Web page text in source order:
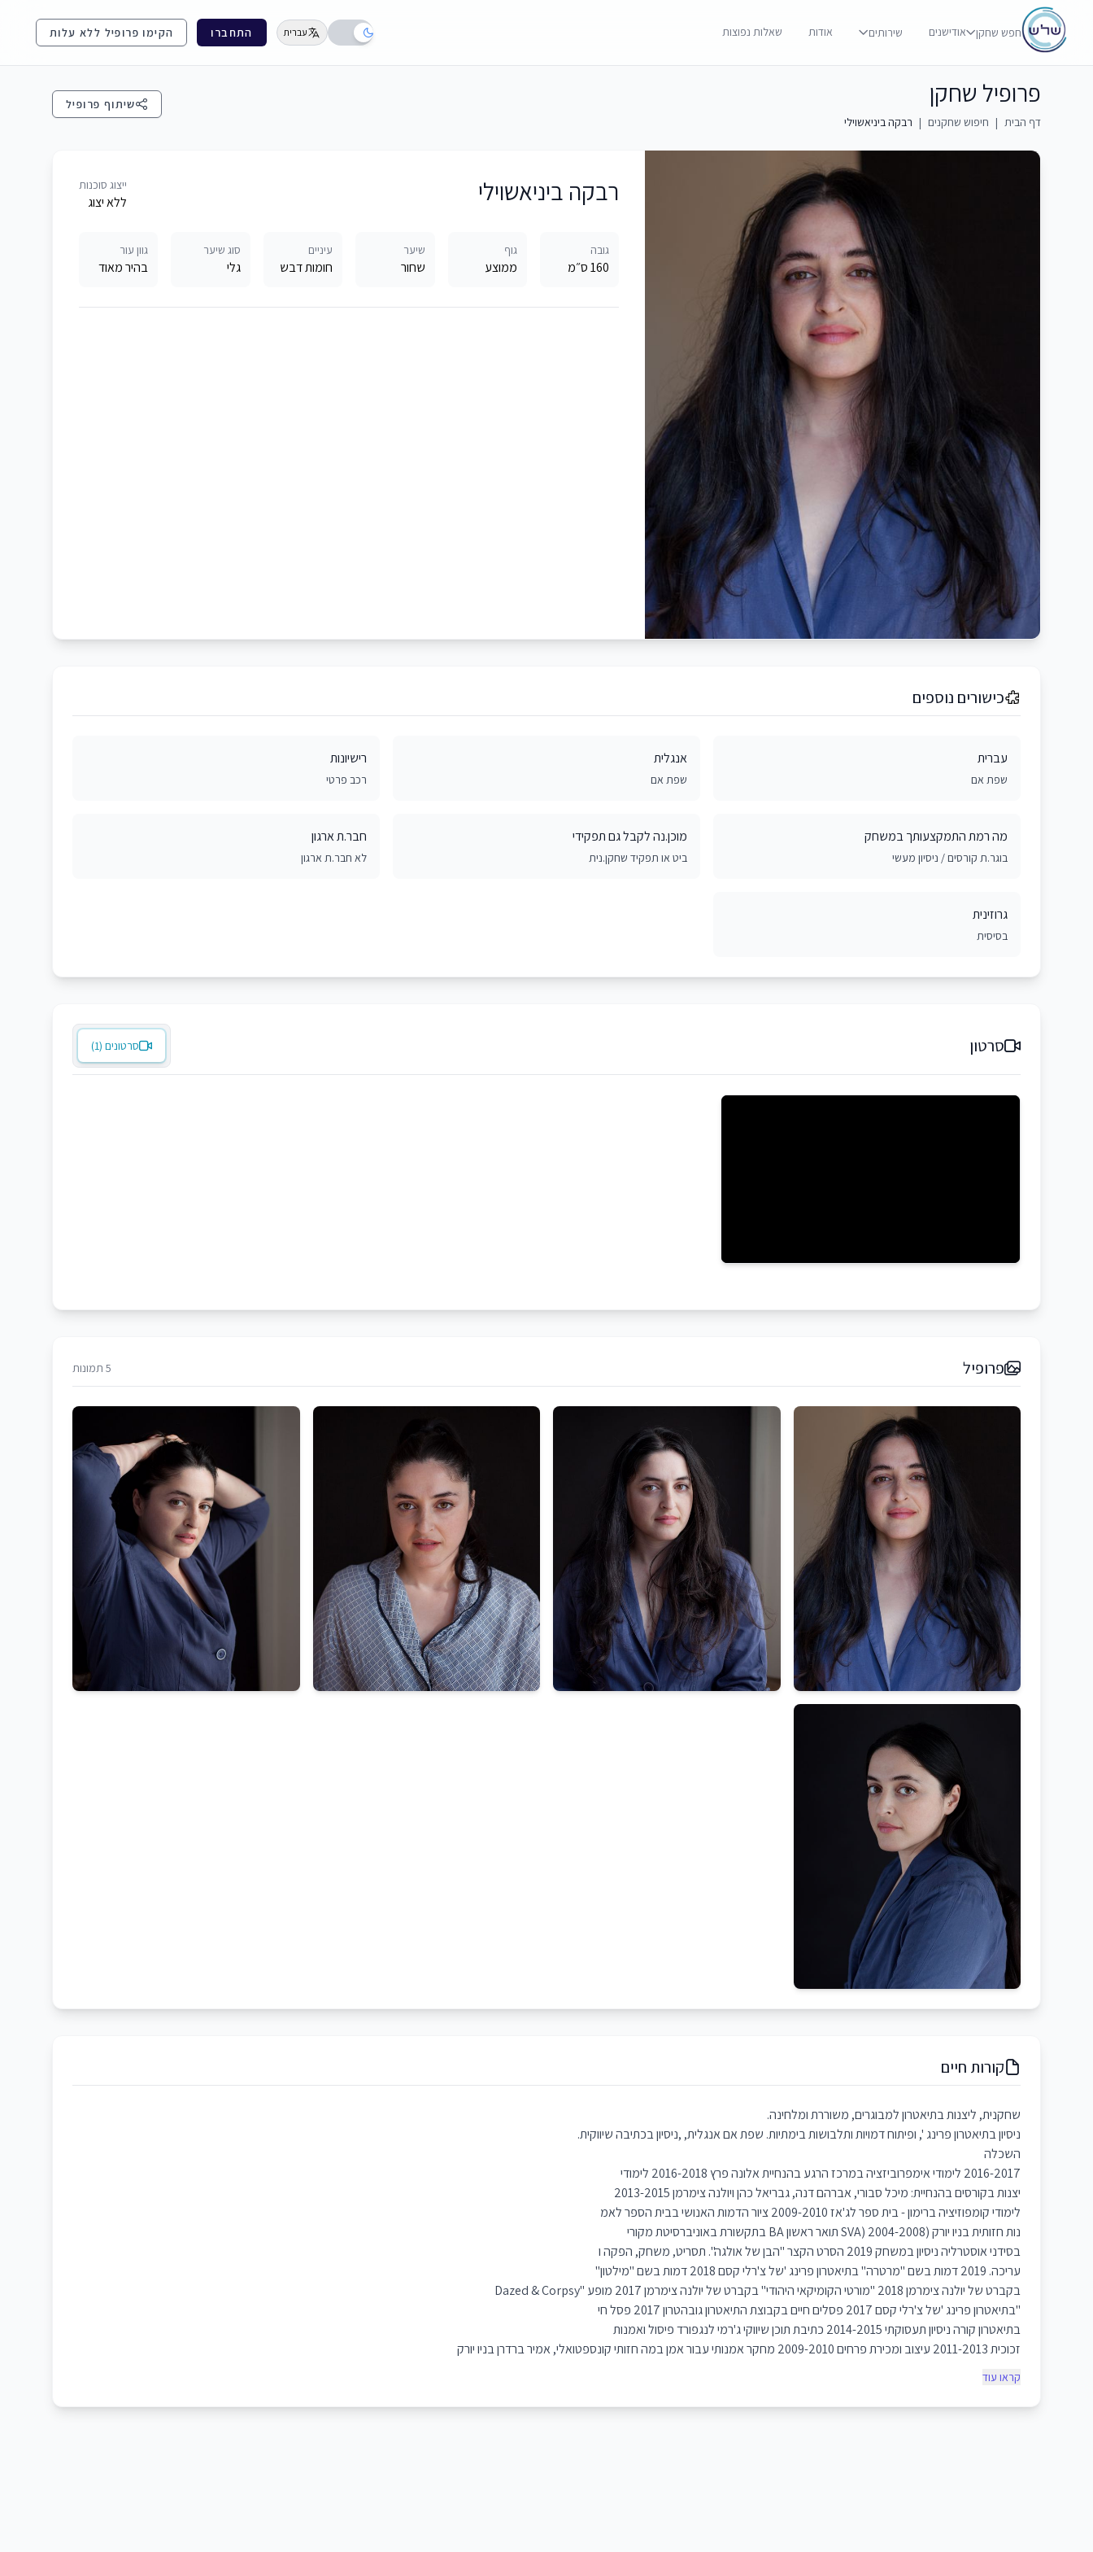
חפש שחקן אודישנים שירותים אודות שאלות נפוצות עברית התחברו הקימו פרופיל ללא עלות
פרופיל שחקן
דף הבית | חיפוש שחקנים | רבקה ביניאשוילי
שיתוף פרופיל
רבקה ביניאשוילי ייצוג סוכנות
ללא יצוג
גובה
160 ס״מ
גוף
ממוצע
שיער
שחור
עיניים
חומות דבש
סוג שיער
גלי
גוון עור
בהיר מאוד
כישורים נוספים
עברית
שפת אם
אנגלית
שפת אם
רישיונות
רכב פרטי
מה רמת התמקצעותך במשחק
בוגר.ת קורסים / ניסיון מעשי
מוכן.נה לקבל גם תפקידי
ביט או תפקיד שחקן.נית
חבר.ת ארגון
לא חבר.ת ארגון
גרוזינית
בסיסית
סרטון סרטונים (1)
פרופיל 5 תמונות
קורות חיים
שחקנית, ליצנות בתיאטרון למבוגרים, משוררת ומלחינה.
ניסיון בתיאטרון פרינג ', ופיתוח דמויות ותלבושות בימתיות. שפת אם אנגלית, ,ניסיון בכתיבה שיווקית.
השכלה
2016-2017 לימודי אימפרוביזציה במרכז הרגע בהנחיית אלונה פרץ 2016-2018 לימודי
יצנות בקורסים בהנחיית: מיכל סבורי, אברהם דנה, גבריאל כהן ויולנה צימרמן 2013-2015
לימודי קומפוזיציה ברימון - בית ספר לג'אז 2009-2010 ציור הדמות האנושי בבית הספר לאמ
נות חזותית בניו יורק (SVA) 2004-2008 תואר ראשון BA בתקשורת באוניברסיטת מקורי
בסידני אוסטרליה ניסיון במשחק 2019 הסרט הקצר "הבן של אולגה". תסריט, משחק, הפקה ו
עריכה. 2019 דמות בשם "מרטרה" בתיאטרון פרינג 'של צ'רלי קסם 2018 דמות בשם "מילטון"
בקברט של יולנה צימרמן 2018 "מורטי הקומיקאי היהודי" בקברט של יולנה צימרמן 2017 מופע "Dazed & Corpsy
"בתיאטרון פרינג 'של צ'רלי קסם 2017 פסלים חיים בקבוצת התיאטרון גובהטרון 2017 פסל חי
בתיאטרון קורה ניסיון תעסוקתי 2014-2015 כתיבת תוכן שיווקי ג'רמי לנגפורד פיסול ואמנות
זכוכית 2011-2013 עיצוב ומכירת פרחים 2009-2010 מחקר אמנותי עבור אמן במה חזותי קונספטואלי, אמיר ברדרן בניו יורק
קראו עוד